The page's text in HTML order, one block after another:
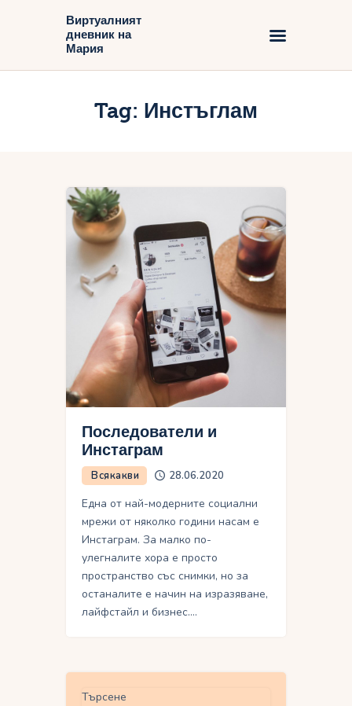
Виртуалният
дневник на
Мария
Tag: Инстъглам
Виртуалният дневник на Мария
Блог
Последователи и
Инстаграм
Всякакви 28.06.2020
Една от най-модерните социални
мрежи от няколко години насам е
Инстаграм. За малко по-
улегналите хора е просто
пространство със снимки, но за
останалите е начин на изразяване,
лайфстайл и бизнес.…
Търсене